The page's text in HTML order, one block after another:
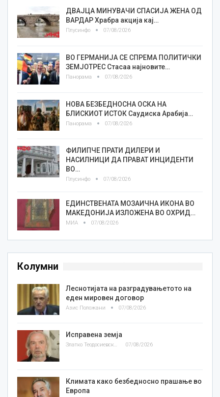
ДВАЈЦА МИНУВАЧИ СПАСИЈА ЖЕНА ОД
ВАРДАР Храбра акција кај…
Плусинфо 07/08/2026
ВО ГЕРМАНИЈА СЕ СПРЕМА ПОЛИТИЧКИ
ЗЕМЈОТРЕС Стасаа најновите…
Панорама 07/08/2026
НОВА БЕЗБЕДНОСНА ОСКА НА
БЛИСКИОТ ИСТОК Саудиска Арабија…
Панорама 07/08/2026
ФИЛИПЧЕ ПРАТИ ДИЛЕРИ И
НАСИЛНИЦИ ДА ПРАВАТ ИНЦИДЕНТИ
ВО…
Плусинфо 07/08/2026
ЕДИНСТВЕНАТА МОЗАИЧНА ИКОНА ВО
МАКЕДОНИЈА ИЗЛОЖЕНА ВО ОХРИД…
МИА 07/08/2026
Колумни
Леснотијата на разградувањетото на
еден мировен договор
Азис Положани 07/08/2026
Исправена земја
Златко Теодосиевски 07/08/2026
Климата како безбедносно прашање во
Европа